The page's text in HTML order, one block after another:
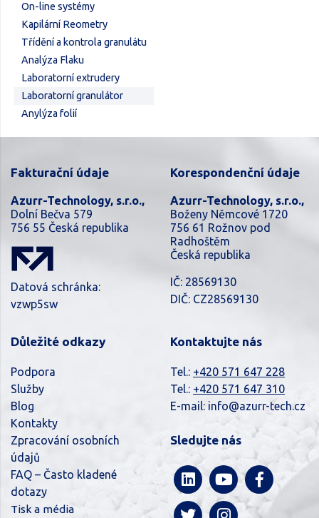
On-line systémy
Kapilární Reometry
Třídění a kontrola granulátu
Analýza Flaku
Laboratorní extrudery
Laboratorní granulátor
Anylýza folií
Fakturační údaje
Azurr-Technology, s.r.o.,
Dolní Bečva 579
756 55 Česká republika
Datová schránka:
vzwp5sw
Korespondenční údaje
Azurr-Technology, s.r.o.,
Boženy Němcové 1720
756 61 Rožnov pod
Radhoštěm
Česká republika
IČ: 28569130
DIČ: CZ28569130
Důležité odkazy
Podpora
Služby
Blog
Kontakty
Zpracování osobních
údajů
FAQ – Často kladené
dotazy
Tisk a média
Kontaktujte nás
Tel.: +420 571 647 228
Tel.: +420 571 647 310
E-mail: info@azurr-tech.cz
Sledujte nás